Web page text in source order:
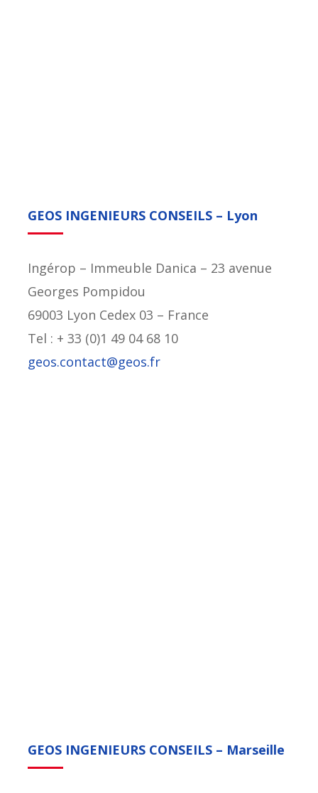
GEOS INGENIEURS CONSEILS – Lyon
Ingérop – Immeuble Danica – 23 avenue
Georges Pompidou
69003 Lyon Cedex 03 – France
Tel : + 33 (0)1 49 04 68 10
geos.contact@geos.fr
GEOS INGENIEURS CONSEILS – Marseille